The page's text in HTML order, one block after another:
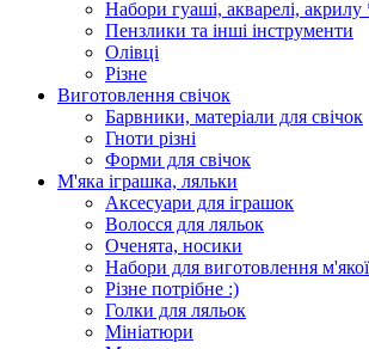
Набори гуаші, акварелі, акрилу
Пензлики та інші інструменти
Олівці
Різне
Виготовлення свічок
Барвники, матеріали для свічок
Гноти різні
Форми для свічок
М'яка іграшка, ляльки
Аксесуари для іграшок
Волосся для ляльок
Оченята, носики
Набори для виготовлення
Різне потрібне :)
Голки для ляльок
Мініатюри